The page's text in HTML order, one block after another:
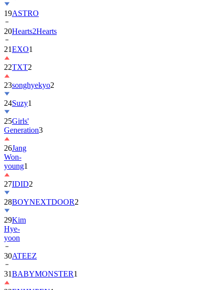
19ASTRO
20Hearts2Hearts
21EXO1
22TXT2
23songhyekyo2
24Suzy1
25Girls'
Generation3
26Jang
Won-
young1
27IDID2
28BOYNEXTDOOR2
29Kim
Hye-
yoon
30ATEEZ
31BABYMONSTER1